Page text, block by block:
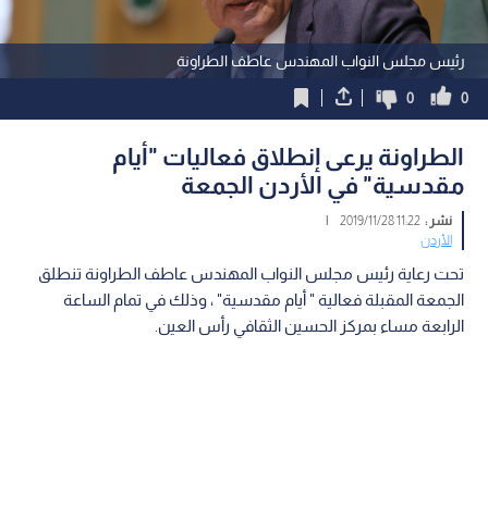
رئيس مجلس النواب المهندس عاطف الطراونة
0
0
الطراونة يرعى إنطلاق فعاليات "أيام
مقدسية" في الأردن الجمعة
نشر :11:22 2019/11/28
|
الأردن
تحت رعاية رئيس مجلس النواب المهندس عاطف الطراونة تنطلق
الجمعة المقبلة فعالية " أيام مقدسية" ، وذلك في تمام الساعة
الرابعة مساء بمركز الحسين الثقافي رأس العين.